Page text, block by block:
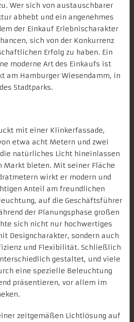
Wer sich von austauschbarer
abhebt und ein angenehmes
der Einkauf Erlebnischarakter
sich von der Konkurrenz
Erfolg zu haben. Ein
moderne Art des Einkaufs ist
am Hamburger Wiesendamm, in
Stadtparks.
mit einer Klinkerfassade,
etwa acht Metern und zwei
natürliches Licht hineinlassen
Markt bieten. Mit seiner Fläche
wirkt er modern und
Anteil am freundlichen
auf die Geschäftsführer
der Planungsphase großen
sich nicht nur hochwertiges
Designcharakter, sondern auch
und Flexibilität. Schließlich
gestaltet, und viele
eine spezielle Beleuchtung
präsentieren, vor allem im
zeitgemäßen Lichtlösung auf